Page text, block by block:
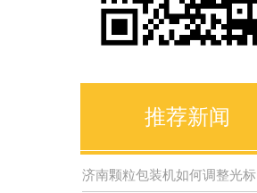
推荐新闻
济南颗粒包装机如何调整光标